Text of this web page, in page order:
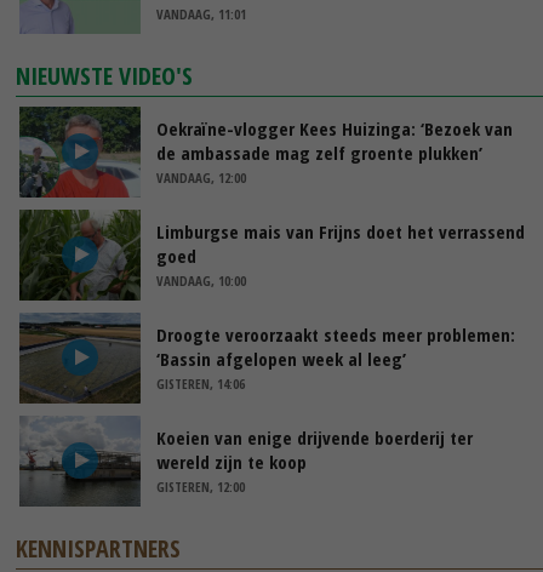
VANDAAG, 11:01
NIEUWSTE VIDEO'S
Oekraïne-vlogger Kees Huizinga: ‘Bezoek van
de ambassade mag zelf groente plukken’
VANDAAG, 12:00
Limburgse mais van Frijns doet het verrassend
goed
VANDAAG, 10:00
Droogte veroorzaakt steeds meer problemen:
‘Bassin afgelopen week al leeg’
GISTEREN, 14:06
Koeien van enige drijvende boerderij ter
wereld zijn te koop
GISTEREN, 12:00
KENNISPARTNERS